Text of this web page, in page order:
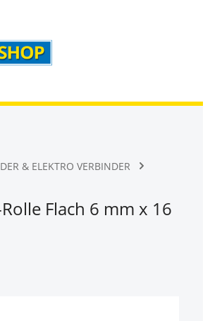
& ELEKTRO VERBINDER
Flach 6 mm x 16